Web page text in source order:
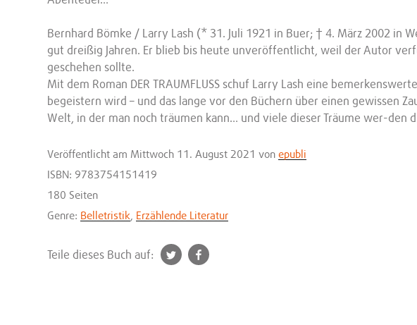
Bernhard Bömke / Larry Lash (* 31. Juli 1921 in Buer; † 4. März 2002 in
gut dreißig Jahren. Er blieb bis heute unveröffentlicht, weil der Autor
geschehen sollte.
Mit dem Roman DER TRAUMFLUSS schuf Larry Lash eine
begeistern wird – und das lange vor den Büchern über einen gewissen
Welt, in der man noch träumen kann… und viele dieser Träume wer-den
Veröffentlicht am Mittwoch 11. August 2021 vonepubli
ISBN: 9783754151419
180 Seiten
Genre: Belletristik Erzählende Literatur
Teile dieses Buch auf:
t
f